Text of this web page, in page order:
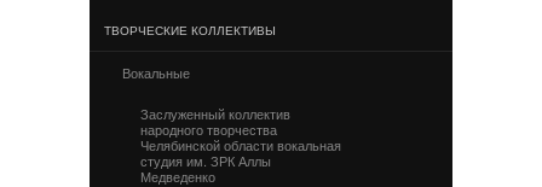
ТВОРЧЕСКИЕ КОЛЛЕКТИВЫ
Вокальные
Заслуженный коллектив
народного творчества
Челябинской области вокальная
студия им. ЗРК Аллы
Медведенко